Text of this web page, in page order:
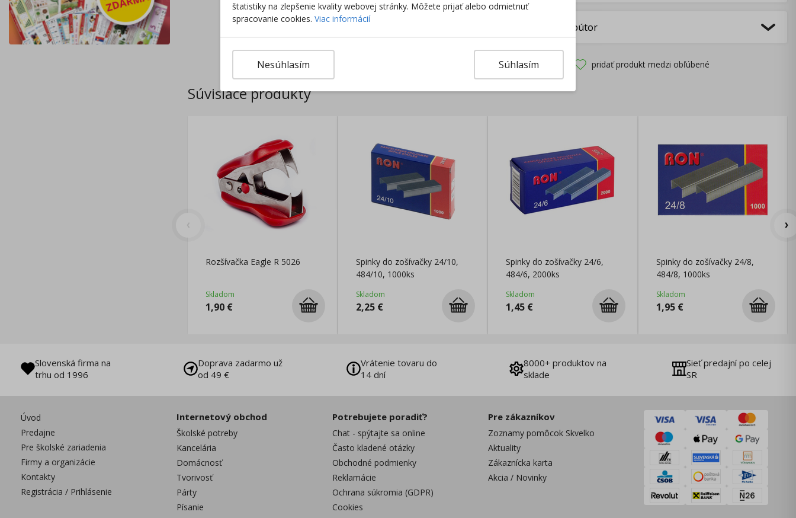
Výrobca/Distribútor
pridať produkt medzi obľúbené
Súvisiace produkty
Rozšívačka Eagle R 5026
Skladom
1,90 €
Spinky do zošívačky 24/10,
484/10, 1000ks
Skladom
2,25€
Spinky do zošívačky 24/6,
484/6, 2000ks
Skladom
1,45 €
Spinky do zošívačky 24/8,
484/8, 1000ks
Skladom
1,95€
Slovenská firma na
trhu od 1996
Doprava zadarmo už
od 49 €
Vrátenie tovaru do
14 dní
8000+ produktov na
sklade
Sieť predajní po celej
SR
Úvod
Predajne
Pre školské zariadenia
Firmy a organizácie
Kontakty
Registrácia / Prihlásenie
Internetový obchod
Školské potreby
Kancelária
Domácnosť
Tvorivosť
Párty
Písanie
Potrebujete poradiť?
Chat - spýtajte sa online
Často kladené otázky
Obchodné podmienky
Reklamácie
Ochrana súkromia (GDPR)
Cookies
Pre zákazníkov
Zoznamy pomôcok Skvelko
Aktuality
Zákaznícka karta
Akcia / Novinky
štatistiky na zlepšenie kvality webovej stránky. Môžete prijať alebo odmietnuť
spracovanie cookies. Viac informácií
Súhlasím
Nesúhlasím